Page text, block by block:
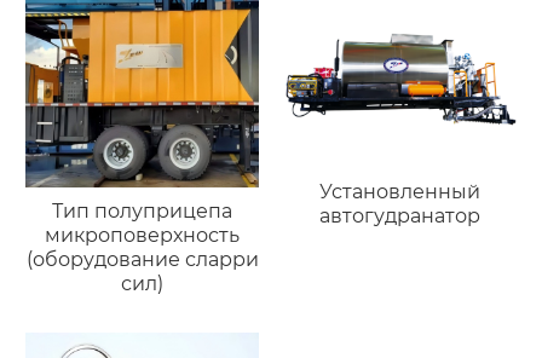
Тип полуприцепа
микроповерхность
(оборудование сларри
сил)
Установленный
автогудранатор